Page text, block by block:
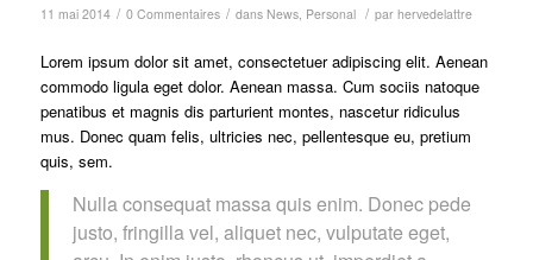
11 mai 2014 / 0 Commentaires / dans News, Personal / par hervedelattre
Lorem ipsum dolor sit amet, consectetuer adipiscing elit. Aenean
commodo ligula eget dolor. Aenean massa. Cum sociis natoque
penatibus et magnis dis parturient montes, nascetur ridiculus
mus. Donec quam felis, ultricies nec, pellentesque eu, pretium
quis, sem.
Nulla consequat massa quis enim. Donec pede
justo, fringilla vel, aliquet nec, vulputate eget,